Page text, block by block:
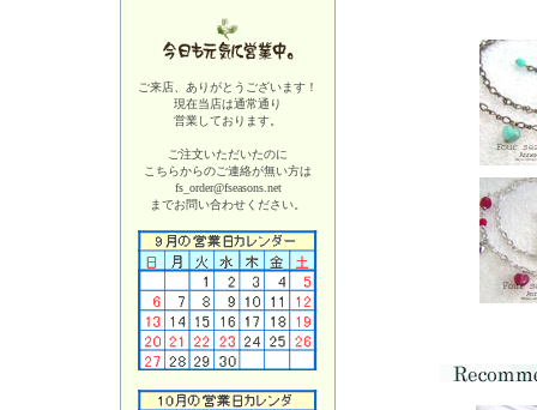
ご来店、ありがとうございます！
現在当店は通常通り
営業しております。
ご注文いただいたのに
こちらからのご連絡が無い方は
fs_order@fseasons.net
までお問い合わせください。